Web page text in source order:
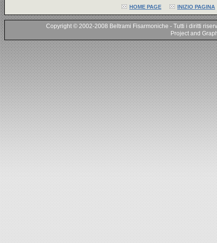
HOME PAGE INIZIO PAGINA
Copyright © 2002-2008 Beltrami Fisarmoniche - Tutti i diritti
Project and